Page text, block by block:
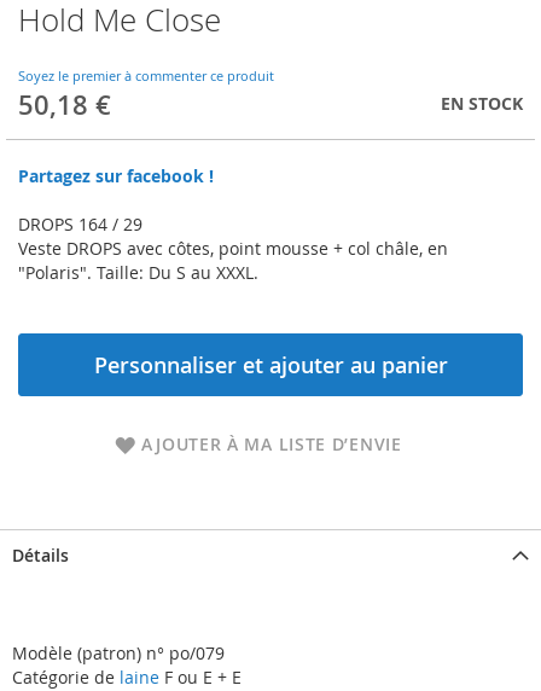
Hold Me Close
Soyez le premier à commenter ce produit
50,18 € EN STOCK
Partagez sur facebook !
DROPS 164 / 29
Veste DROPS avec côtes, point mousse + col châle, en
"Polaris". Taille: Du S au XXXL.
Personnaliser et ajouter au panier
AJOUTER À MA LISTE D’ENVIE
Skip
to
beginning
of
the
gallery
Détails
Modèle (patron) n° po/079
Catégorie de laine F ou E + E